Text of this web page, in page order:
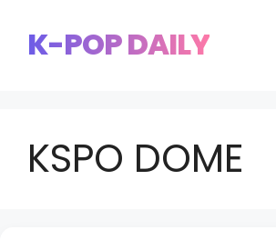
paraK-POP DAILY
KSPO DOME